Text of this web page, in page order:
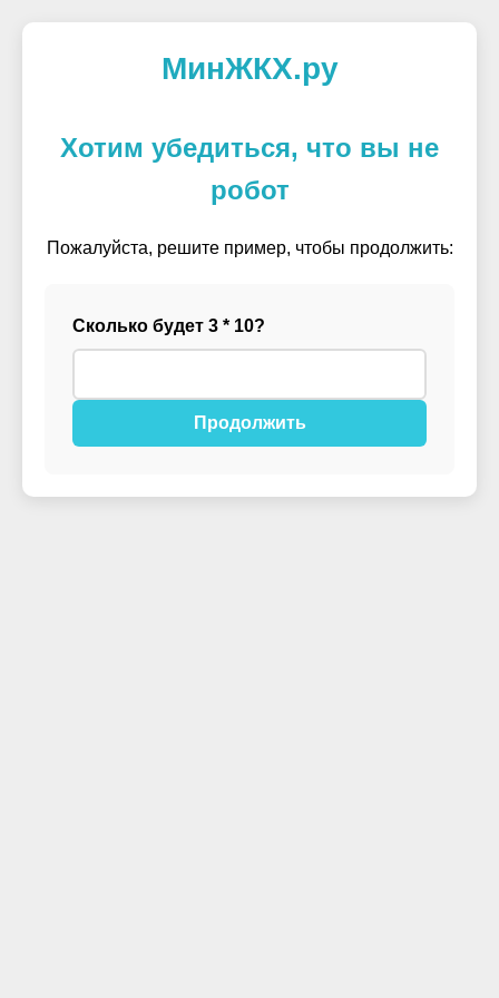
МинЖКХ.ру
Хотим убедиться, что вы не
робот
Пожалуйста, решите пример, чтобы продолжить:
Сколько будет 3 * 10?
Продолжить